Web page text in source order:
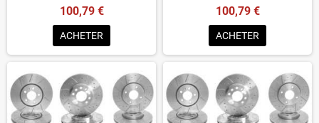
100,79 €
ACHETER
100,79 €
ACHETER